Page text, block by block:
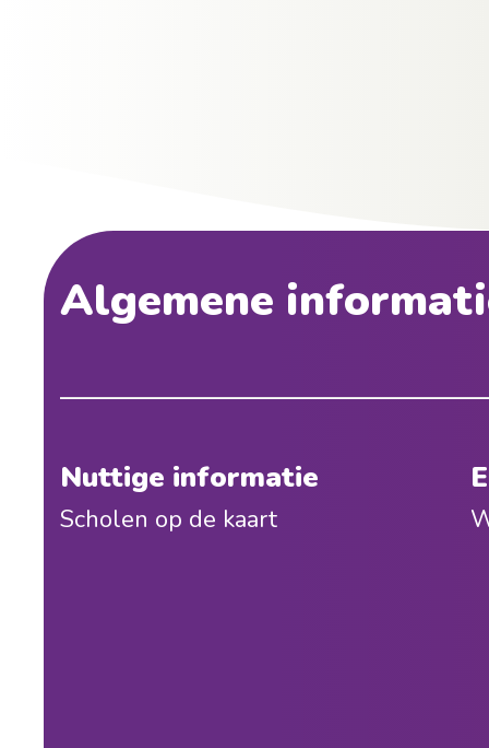
Algemene
Nuttige informatie
Scholen op de kaart